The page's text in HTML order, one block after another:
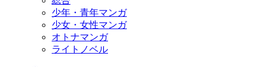
少年・青年マンガ
少女・女性マンガ
オトナマンガ
ライトノベル